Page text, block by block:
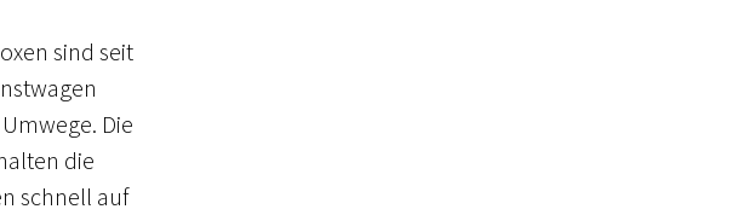
sind seit
Die
die
schnell auf